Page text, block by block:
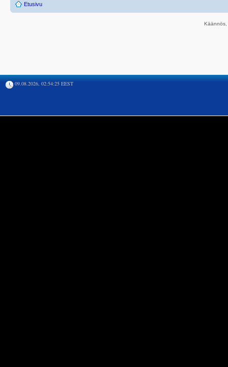
Etusivu
09.08.2026, 02:54:25 EEST